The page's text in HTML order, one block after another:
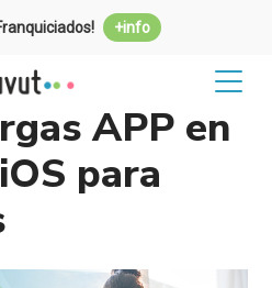
+info
APP en
para